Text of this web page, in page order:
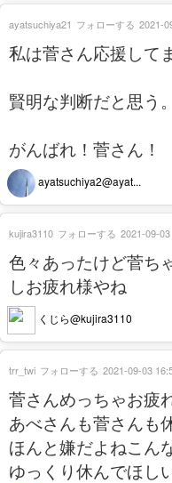
私は菅さん応援して
賢明な判断だと思う。
がんばれ！菅さん！
ayatsuchiya2@ayat...
ayatsuchiya21 フォローする 2021-
色々あったけど菅ち
しお疲れ様やね
くじら@kujira3110
kujira3110 フォローする 2021-09-
菅さんめっちゃお疲
あべさんも菅さんも
ほんと嫌だよねこん
ゆっくり休んでほし
trr_twi フォローする 2021-09-03